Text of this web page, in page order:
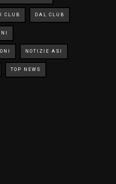
CLUB DAL CLUB
NOTIZIE ASI
TOP NEWS